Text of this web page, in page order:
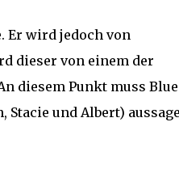
Er wird jedoch von
dieser von einem der
diesem Punkt muss Blue
und Albert)